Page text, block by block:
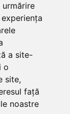
a site-
o
site,
față
noastre
datelor
a